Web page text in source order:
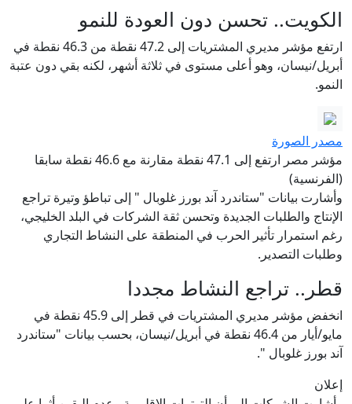
الكويت.. تحسن دون العودة للنمو
ارتفع مؤشر مديري المشتريات إلى 47.2 نقطة من 46.3 نقطة في
أبريل/نيسان، وهو أعلى مستوى في ثلاثة أشهر، لكنه بقي دون عتبة
النمو.
مصدر الصورة
مؤشر مصر ارتفع إلى 47.1 نقطة مقارنة مع 46.6 نقطة سابقا
(الفرنسية)
وأشارت بيانات "ستاندرد آند بورز غلوبال " إلى تباطؤ وتيرة تراجع
الإنتاج والطلبات الجديدة وتحسن ثقة الشركات في البلد الخليجي،
رغم استمرار تأثير الحرب في المنطقة على النشاط التجاري
وطلبات التصدير.
قطر.. تراجع النشاط مجددا
انخفض مؤشر مديري المشتريات في قطر إلى 45.9 نقطة في
مايو/أيار من 46.4 نقطة في أبريل/نيسان، بحسب بيانات "ستاندرد
آند بورز غلوبال ".
إعلان